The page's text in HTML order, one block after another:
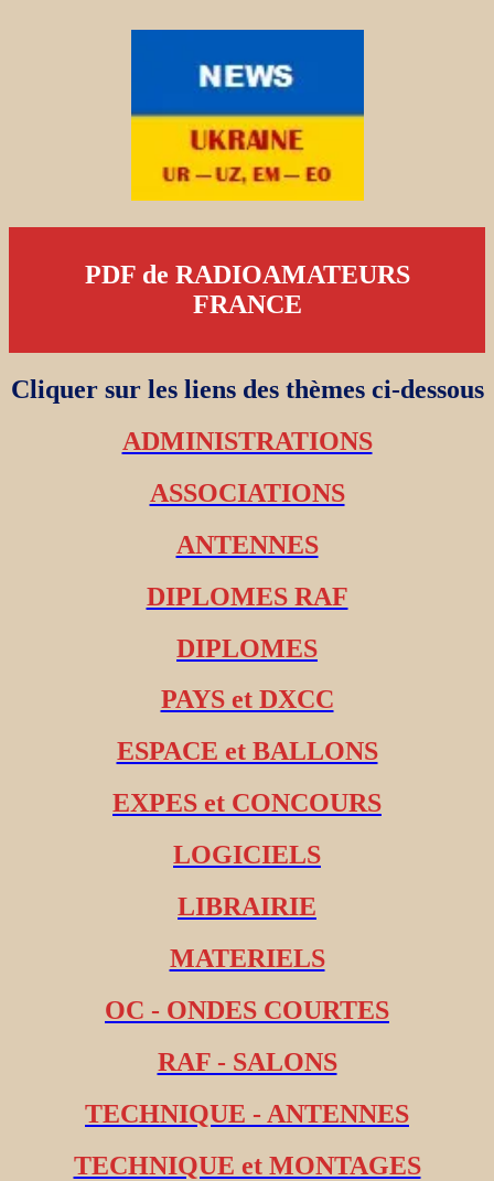
PDF de RADIOAMATEURS
FRANCE
Cliquer sur les liens des thèmes ci-dessous
ADMINISTRATIONS
ASSOCIATIONS
ANTENNES
DIPLOMES RAF
DIPLOMES
PAYS et DXCC
ESPACE et BALLONS
EXPES et CONCOURS
LOGICIELS
LIBRAIRIE
MATERIELS
OC - ONDES COURTES
RAF - SALONS
TECHNIQUE - ANTENNES
TECHNIQUE et MONTAGES